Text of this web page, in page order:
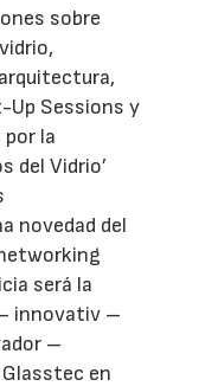
sobre
Up Sessions y
por la
del Vidrio’
novedad del
será la
innovativ –
–
en